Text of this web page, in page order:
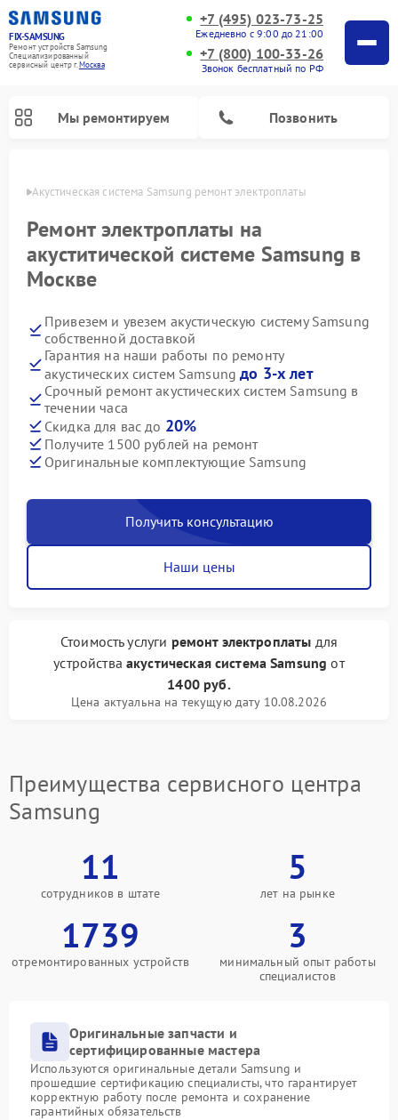
FIX-SAMSUNG
Ремонт устройств Samsung
Специализированный
cервисный центр г.Москва
+7 (495) 023-73-25
Ежедневно с 9:00 до 21:00
+7 (800) 100-33-26
Звонок бесплатный по РФ
Мы ремонтируем Позвонить
Акустическая система Samsung ремонт электроплаты
Ремонт электроплаты на
акуститической системе Samsung в
Москве
Привезем и увезем акустическую систему Samsung
собственной доставкой
Гарантия на наши работы по ремонту
акустических систем Samsungдо 3-х лет
Срочный ремонт акустических систем Samsung в
течении часа
Скидка для вас до 20%
Получите 1500 рублей на ремонт
Оригинальные комплектующие Samsung
Получить консультацию
Наши цены
Стоимость услуги ремонт электроплаты для
устройства акустическая система Samsung от
1400 руб.
Цена актуальна на текущую дату 10.08.2026
Преимущества сервисного центра
Samsung
11
сотрудников в штате
5
лет на рынке
1739
отремонтированных устройств
3
минимальный опыт работы
специалистов
Оригинальные запчасти и
сертифицированные мастера
Используются оригинальные детали Samsung и
прошедшие сертификацию специалисты, что гарантирует
корректную работу после ремонта и сохранение
гарантийных обязательств